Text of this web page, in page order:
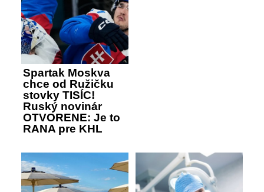
Spartak Moskva
chce od Ružičku
stovky TISÍC!
Ruský novinár
OTVORENE: Je to
RANA pre KHL